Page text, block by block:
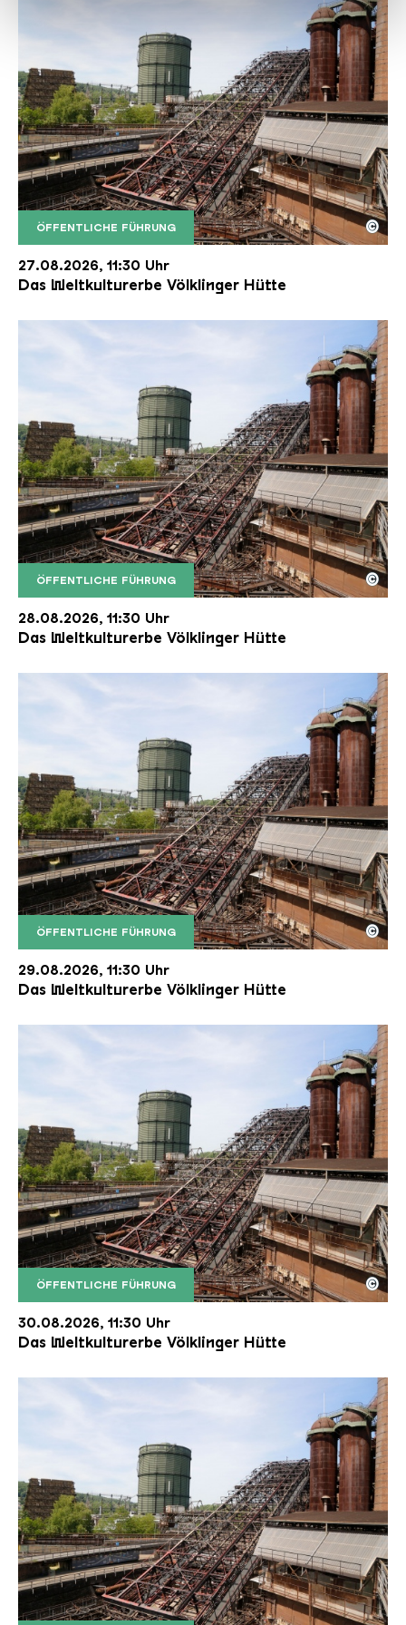
ÖFFENTLICHE FÜHRUNG
Der Erzschrägaufzug der Völklinger Hütte mit
Copyright: Weltkulturerbe Völklinger Hütte | Karl
©
27.08.2026, 11:30 Uhr
Das Weltkulturerbe Völklinger Hütte
ÖFFENTLICHE FÜHRUNG
Der Erzschrägaufzug der Völklinger Hütte mit
Copyright: Weltkulturerbe Völklinger Hütte | Karl
©
28.08.2026, 11:30 Uhr
Das Weltkulturerbe Völklinger Hütte
ÖFFENTLICHE FÜHRUNG
Der Erzschrägaufzug der Völklinger Hütte mit
Copyright: Weltkulturerbe Völklinger Hütte | Karl
©
29.08.2026, 11:30 Uhr
Das Weltkulturerbe Völklinger Hütte
ÖFFENTLICHE FÜHRUNG
Der Erzschrägaufzug der Völklinger Hütte mit
Copyright: Weltkulturerbe Völklinger Hütte | Karl
©
30.08.2026, 11:30 Uhr
Das Weltkulturerbe Völklinger Hütte